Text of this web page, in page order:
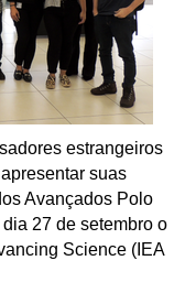
estrangeiros
suas
Avançados Polo
27 de setembro o
Science (IEA